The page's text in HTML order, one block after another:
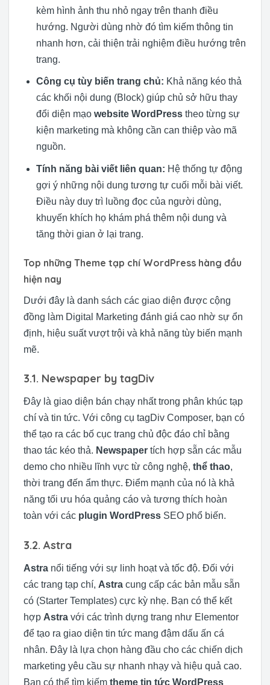
kèm hình ảnh thu nhỏ ngay trên thanh điều
hướng. Người dùng nhờ đó tìm kiếm thông tin
nhanh hơn, cải thiện trải nghiệm điều hướng trên
trang.
Công cụ tùy biến trang chủ: Khả năng kéo thả
các khối nội dung (Block) giúp chủ sở hữu thay
đổi diện mạo website WordPresstheo từng sự
kiện marketing mà không cần can thiệp vào mã
nguồn.
Tính năng bài viết liên quan: Hệ thống tự động
gợi ý những nội dung tương tự cuối mỗi bài viết.
Điều này duy trì luồng đọc của người dùng,
khuyến khích họ khám phá thêm nội dung và
tăng thời gian ở lại trang.
Top những Theme tạp chí WordPress hàng đầu
hiện nay
Dưới đây là danh sách các giao diện được cộng
đồng làm Digital Marketing đánh giá cao nhờ sự ổn
định, hiệu suất vượt trội và khả năng tùy biến mạnh
mẽ.
3.1. Newspaper by tagDiv
Đây là giao diện bán chạy nhất trong phân khúc tạp
chí và tin tức. Với công cụ tagDiv Composer, bạn có
thể tạo ra các bố cục trang chủ độc đáo chỉ bằng
thao tác kéo thả. Newspaper tích hợp sẵn các mẫu
demo cho nhiều lĩnh vực từ công nghệ, thể thao,
thời trang đến ẩm thực. Điểm mạnh của nó là khả
năng tối ưu hóa quảng cáo và tương thích hoàn
toàn với các plugin WordPress SEO phổ biến.
3.2. Astra
Astra nổi tiếng với sự linh hoạt và tốc độ. Đối với
các trang tạp chí, Astra cung cấp các bản mẫu sẵn
có (Starter Templates) cực kỳ nhẹ. Bạn có thể kết
hợp Astra với các trình dựng trang như Elementor
để tạo ra giao diện tin tức mang đậm dấu ấn cá
nhân. Đây là lựa chọn hàng đầu cho các chiến dịch
marketing yêu cầu sự nhanh nhạy và hiệu quả cao.
Bạn có thể tìm kiếm theme tin tức WordPress